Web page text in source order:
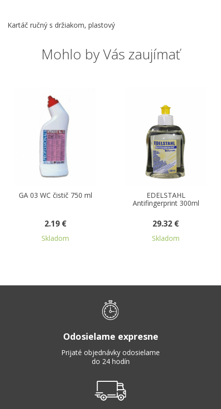
Kartáč ručný s držiakom, plastový
Mohlo by Vás zaujímať
GA 03 WC čistič 750 ml
2.19 €
Skladom
EDELSTAHL
Antifingerprint 300ml
29.32 €
Skladom
Odosielame expresne
Prijaté objednávky odosielame
do 24 hodín